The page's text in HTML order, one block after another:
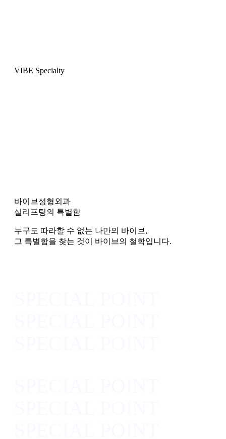
VIBE Specialty
바이브성형외과
실리프팅의 특별함
누구도 따라할 수 없는 나만의 바이브,
그 특별함을 찾는 것이 바이브의 철학입니다.